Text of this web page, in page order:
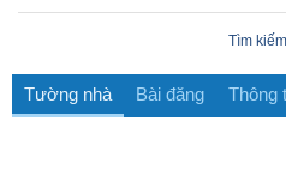
Tìm kiếm
Tường nhà Bài đăng Thông